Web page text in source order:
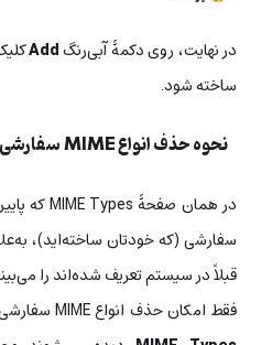
در نهایت، روی دکمۀ آبی‌رنگAdd
ساخته شود.
نحوه حذف انواع MIME سفارشی (Custom)
قبلاً در سیستم تعریف شده‌اند را
فقط امکان حذف انواع MIME سفارشی که در بخش